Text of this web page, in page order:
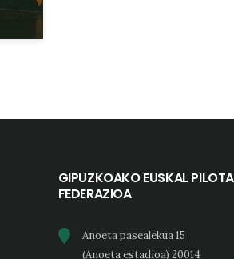
GIPUZKOAKO EUSKAL PILOTA
FEDERAZIOA
Anoeta pasealekua 15
(Anoeta estadioa) 20014